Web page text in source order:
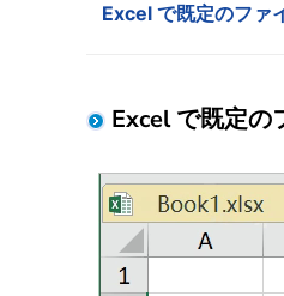
Excel で既定のファ
Excel で既定の